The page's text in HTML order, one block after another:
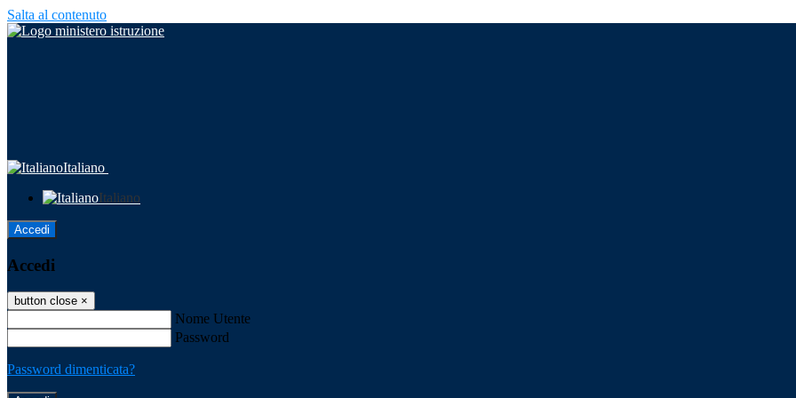
Salta al contenuto
Italiano
Italiano
Accedi
Accedi
button close ×
Nome Utente
Password
Password dimenticata?